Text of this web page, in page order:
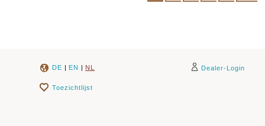
DE | EN | NL Dealer-Login
Toezichtlijst